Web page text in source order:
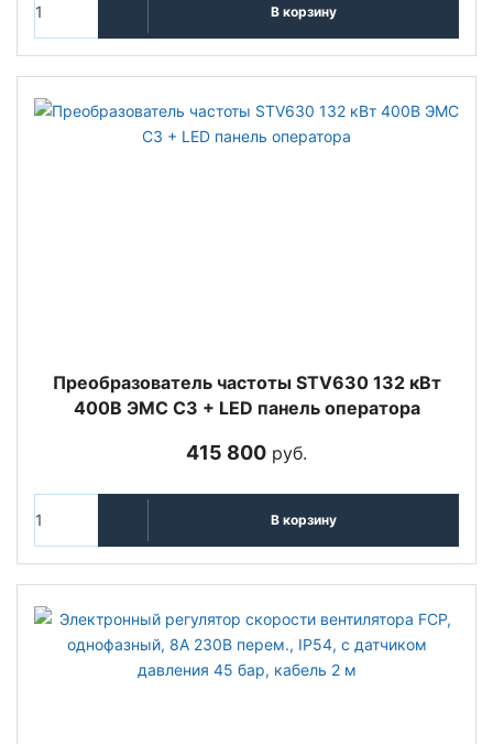
В корзину
Преобразователь частоты STV630 132 кВт
400В ЭМС С3 + LED панель оператора
415 800 руб.
В корзину